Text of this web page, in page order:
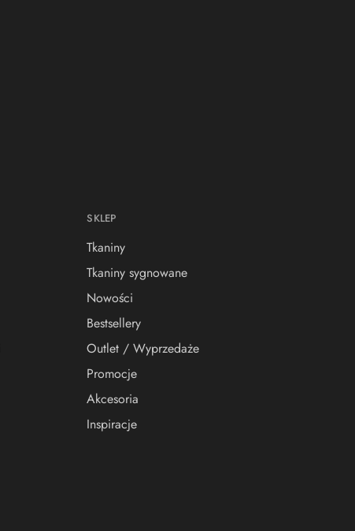
SKLEP
Tkaniny
Tkaniny sygnowane
Nowości
Bestsellery
Outlet / Wyprzedaże
Promocje
Akcesoria
Inspiracje